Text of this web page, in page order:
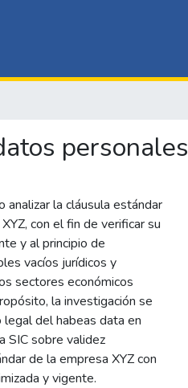
personales
la cláusula estándar
con el fin de verificar su
y al principio de
vacíos jurídicos y
sectores económicos
la investigación se
del habeas data en
SIC sobre validez
de la empresa XYZ con
y vigente.